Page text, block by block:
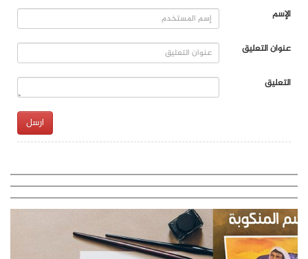
الإسم
عنوان التعليق
التعليق
ارسل